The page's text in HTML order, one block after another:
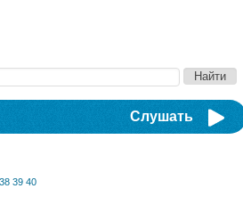
Слушать
38 39 40